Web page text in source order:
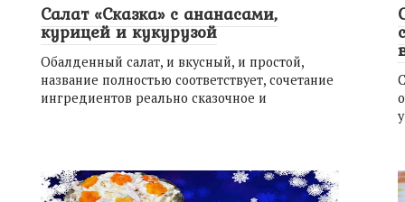
Салат «Сказка» с ананасами,
курицей и кукурузой
Обалденный салат, и вкусный, и простой,
название полностью соответствует, сочетание
ингредиентов реально сказочное и